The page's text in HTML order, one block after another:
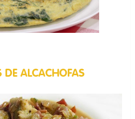
DE ALCACHOFAS